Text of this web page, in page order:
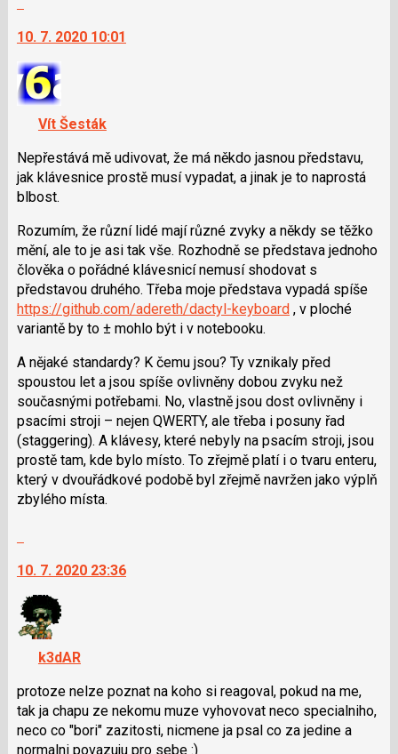
pro
předchozí
nový
názor
další
názor.
K
navigaci
lze
použít
i
klávesy
pro
následující
a
P
pro
předchozí
názor
10. 7. 2020 10:01
Vít Šesták
Nepřestává mě udivovat, že má někdo jasnou představu,
jak klávesnice prostě musí vypadat, a jinak je to naprostá
blbost.
Rozumím, že různí lidé mají různé zvyky a někdy se těžko
mění, ale to je asi tak vše. Rozhodně se představa jednoho
člověka o pořádné klávesnicí nemusí shodovat s
představou druhého. Třeba moje představa vypadá spíše
https://github.com/adereth/dactyl-keyboard , v ploché
variantě by to ± mohlo být i v notebooku.
A nějaké standardy? K čemu jsou? Ty vznikaly před
spoustou let a jsou spíše ovlivněny dobou zvyku než
současnými potřebami. No, vlastně jsou dost ovlivněny i
psacími stroji – nejen QWERTY, ale třeba i posuny řad
(staggering). A klávesy, které nebyly na psacím stroji, jsou
prostě tam, kde bylo místo. To zřejmě platí i o tvaru enteru,
který v dvouřádkové podobě byl zřejmě navržen jako výplň
zbylého místa.
další
nový
názor.
K
navigaci
lze
použít
i
klávesy
N
10. 7. 2020 23:36
k3dAR
protoze nelze poznat na koho si reagoval, pokud na me,
tak ja chapu ze nekomu muze vyhovovat neco specialniho,
neco co "bori" zazitosti, nicmene ja psal co za jedine a
normalni povazuju pro sebe :)